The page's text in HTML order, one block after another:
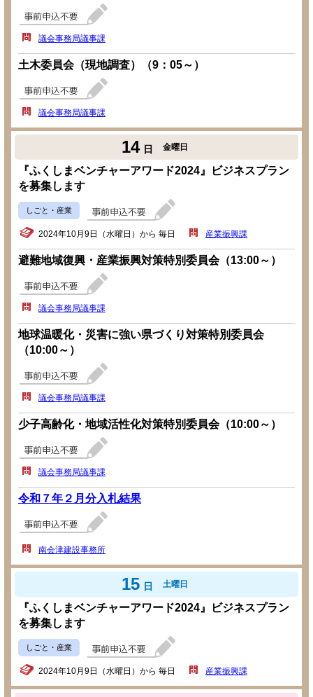
議会事務局議事課
土木委員会（現地調査）（9：05～）
議会事務局議事課
14 日 金曜日
『ふくしまベンチャーアワード2024』ビジネスプラン
を募集します
しごと・産業
2024年10月9日（水曜日）から 毎日 産業振興課
避難地域復興・産業振興対策特別委員会（13:00～）
議会事務局議事課
地球温暖化・災害に強い県づくり対策特別委員会
（10:00～）
議会事務局議事課
少子高齢化・地域活性化対策特別委員会（10:00～）
議会事務局議事課
令和７年２月分入札結果
南会津建設事務所
15 日 土曜日
『ふくしまベンチャーアワード2024』ビジネスプラン
を募集します
しごと・産業
2024年10月9日（水曜日）から 毎日 産業振興課